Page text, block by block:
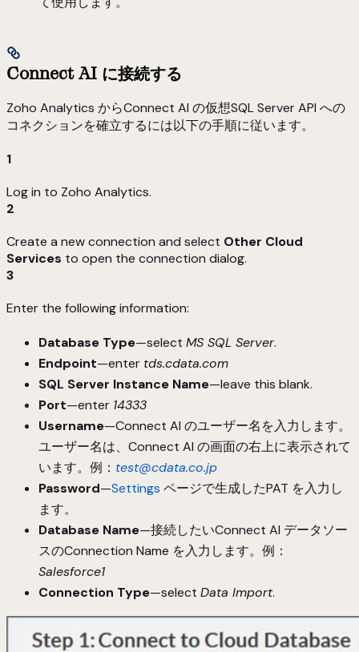
Connect AI に接続する
Zoho Analytics からConnect AI の仮想SQL Server API への
コネクションを確立するには以下の手順に従います。
1
Log in to Zoho Analytics.
2
Create a new connection and select Other Cloud
Services to open the connection dialog.
3
Enter the following information:
Database Type—select MS SQL Server.
Endpoint—enter tds.cdata.com
SQL Server Instance Name—leave this blank.
Port—enter 14333
Username—Connect AI のユーザー名を入力します。
ユーザー名は、Connect AI の画面の右上に表示されて
います。例： test@cdata.co.jp
Password—Settings ページで生成したPAT を入力し
ます。
Database Name—接続したいConnect AI データソー
スのConnection Name を入力します。例：
Salesforce1
Connection Type—select Data Import.